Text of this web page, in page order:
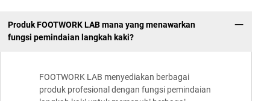
Produk FOOTWORK LAB mana yang menawarkan
fungsi pemindaian langkah kaki?
FOOTWORK LAB menyediakan berbagai
produk profesional dengan fungsi pemindaian